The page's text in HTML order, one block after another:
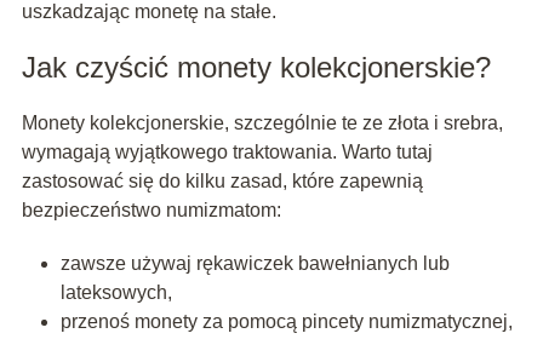
uszkadzając monetę na stałe.
Jak czyścić monety kolekcjonerskie?
Monety kolekcjonerskie, szczególnie te ze złota i srebra,
wymagają wyjątkowego traktowania. Warto tutaj
zastosować się do kilku zasad, które zapewnią
bezpieczeństwo numizmatom:
zawsze używaj rękawiczek bawełnianych lub
lateksowych,
przenoś monety za pomocą pincety numizmatycznej,